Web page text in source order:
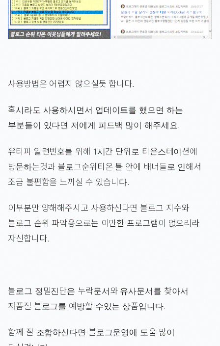
사용방법은 어렵지 않으실듯 합니다.
혹시라도 사용하시면서 업데이트를 했으면 하는
부분들이 있다면 저에게 피드백 많이 해주세요.
유티피 일련번호를 위해 1시간 단위로 티온스테이션에
방문하는것과 블로그순위티온 툴 안에 배너들로 인해서
조금 불편함을 느끼실 수 있습니다.
이부분만 양해해주시고 사용하신다면 블로그 지수와
블로그 순위 파악용으로는 이만한 프로그램이 없으리라
자신합니다.
블로그 정밀진단은 누락문서와 유사문서를 찾아서
저품질 블로그를 예방할 수있는 상품입니다.
함께 잘 조합하신다면 블로그운영에 도움 많이